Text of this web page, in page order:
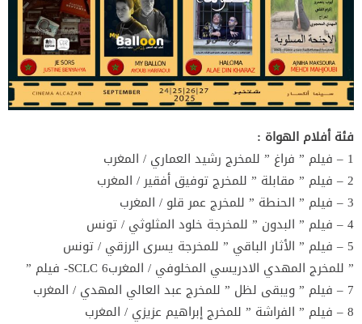
فئة أفلام الهواة :
1 – فيلم ” فراغ ” للمخرج رشيد العماري / المغرب
2 – فيلم ” مقابلة ” للمخرج توفيق أفقير / المغرب
3 – فيلم ” الحنطة ” للمخرج عمر قلو / المغرب
4 – فيلم ” البدون ” للمخرجة خلود المثلوثي / تونس
5 – فيلم ” الأثار الباقي ” للمخرجة يسرى الرزقي / تونس
” للمخرج المهدي الادريسي المخلوفي / المغربSCLC 6- فيلم ”
7 – فيلم ” ويبقى لظل ” للمخرج عبد العالي المهدي / المغرب
8 – فيلم ” الفراشة ” للمخرج إبراهيم عزيزي / المغرب